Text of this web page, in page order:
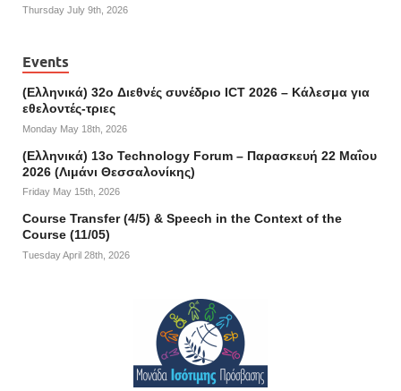
Thursday July 9th, 2026
Events
(Ελληνικά) 32o Διεθνές συνέδριο ICT 2026 – Κάλεσμα για
εθελοντές-τριες
Monday May 18th, 2026
(Ελληνικά) 13ο Technology Forum – Παρασκευή 22 Μαΐου
2026 (Λιμάνι Θεσσαλονίκης)
Friday May 15th, 2026
Course Transfer (4/5) & Speech in the Context of the
Course (11/05)
Tuesday April 28th, 2026